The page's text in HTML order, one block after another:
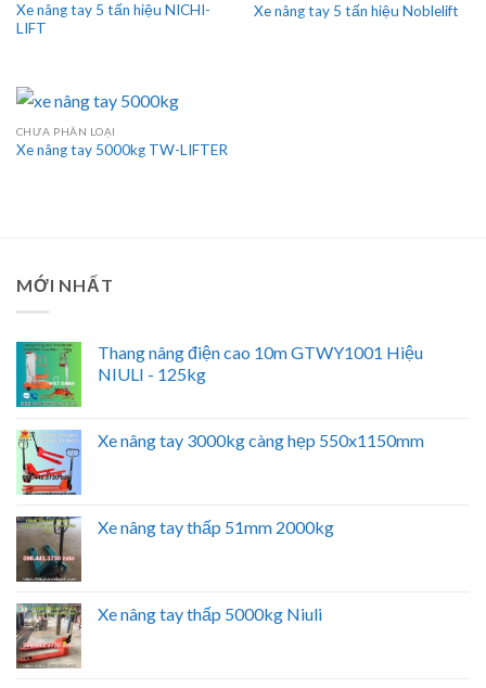
Xe nâng tay 5 tấn hiệu NICHI-
LIFT
Xe nâng tay 5 tấn hiệu Noblelift
CHƯA PHÂN LOẠI
Xe nâng tay 5000kg TW-LIFTER
MỚI NHẤT
Thang nâng điện cao 10m GTWY1001 Hiệu
NIULI - 125kg
Xe nâng tay 3000kg càng hẹp 550x1150mm
Xe nâng tay thấp 51mm 2000kg
Xe nâng tay thấp 5000kg Niuli